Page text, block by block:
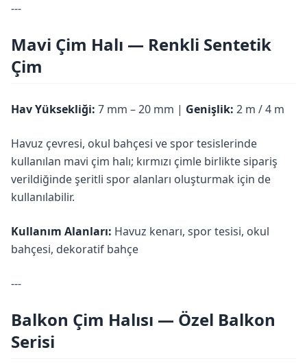
---
Mavi Çim Halı — Renkli Sentetik
Çim
Hav Yüksekliği: 7 mm – 20 mm | Genişlik: 2 m / 4 m
Havuz çevresi, okul bahçesi ve spor tesislerinde
kullanılan mavi çim halı; kırmızı çimle birlikte sipariş
verildiğinde şeritli spor alanları oluşturmak için de
kullanılabilir.
Kullanım Alanları: Havuz kenarı, spor tesisi, okul
bahçesi, dekoratif bahçe
---
Balkon Çim Halısı — Özel Balkon
Serisi